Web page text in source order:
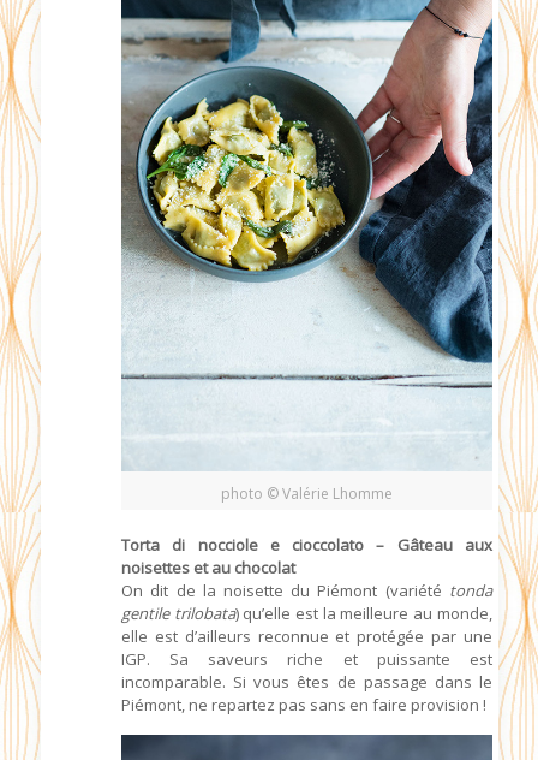
photo © Valérie Lhomme
Torta di nocciole e cioccolato – Gâteau aux
noisettes et au chocolat
On dit de la noisette du Piémont (variété tonda
gentile trilobata) qu’elle est la meilleure au monde,
elle est d’ailleurs reconnue et protégée par une
IGP. Sa saveurs riche et puissante est
incomparable. Si vous êtes de passage dans le
Piémont, ne repartez pas sans en faire provision !